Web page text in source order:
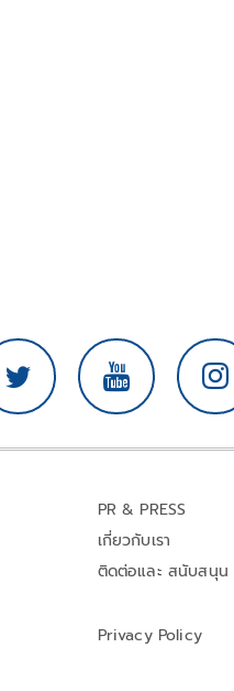
PR & PRESS
เกี่ยวกับเรา
ติดต่อและ สนับสนุน
Privacy Policy